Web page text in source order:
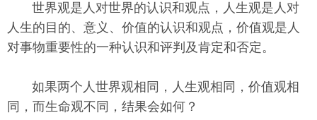
世界观是人对世界的认识和观点，人生观是人对
人生的目的、意义、价值的认识和观点，价值观是人
对事物重要性的一种认识和评判及肯定和否定。
如果两个人世界观相同，人生观相同，价值观相
同，而生命观不同，结果会如何？